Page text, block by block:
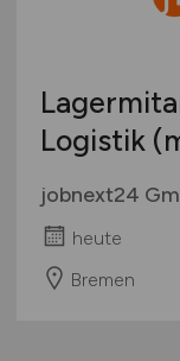
Logistik
jobnext24
heute
Bremen